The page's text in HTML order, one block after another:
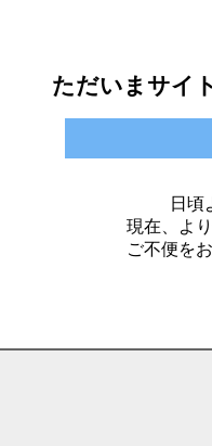
ただいまサイ
日頃
現在、よ
ご不便を